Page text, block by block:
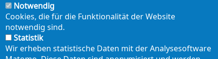
Physischen Anthropologie und beim
staatlichen Genomforschungsinstitut
INMEGEN anzustellen.
Notwendig
Cookies, die für die Funktionalität der Website
notwendig sind.
Statistik
Wir erheben statistische Daten mit der Analysesoftware